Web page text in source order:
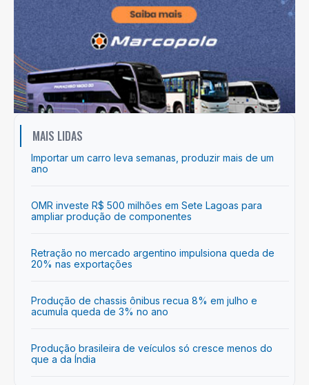
MAIS LIDAS
Importar um carro leva semanas, produzir mais de um
ano
OMR investe R$ 500 milhões em Sete Lagoas para
ampliar produção de componentes
Retração no mercado argentino impulsiona queda de
20% nas exportações
Produção de chassis ônibus recua 8% em julho e
acumula queda de 3% no ano
Produção brasileira de veículos só cresce menos do
que a da Índia